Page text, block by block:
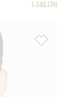
1 740 грн